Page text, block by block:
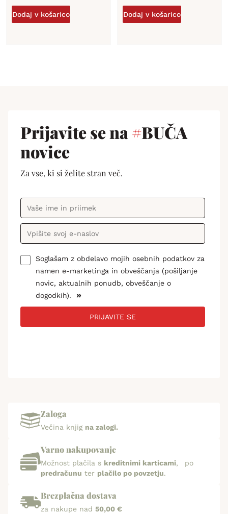
Dodaj v košarico Dodaj v košarico
Prijavite se na#BUČA
novice
Za vse, ki si želite stran več.
Soglašam z obdelavo mojih osebnih podatkov za
namen e-marketinga in obveščanja (pošiljanje
novic, aktualnih ponudb, obveščanje o
dogodkih).
»
PRIJAVITE SE
Zaloga
Večina knjig na zalogi.
Varno nakupovanje
Možnost plačila s kreditnimi karticami, po
predračunu ter plačilo po povzetju.
Brezplačna dostava
za nakupe nad 50,00 €